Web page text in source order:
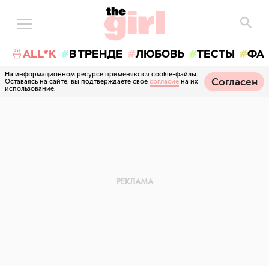
🍜ALL*K В ТРЕНДЕ ЛЮБОВЬ ТЕСТЫ
На информационном ресурсе применяются cookie-файлы.
Оставаясь на сайте, вы подтверждаете свое согласие на их
использование.
Согласен